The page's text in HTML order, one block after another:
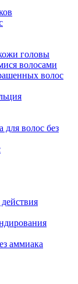
головы
волосами
волос
для волос без
аммиака